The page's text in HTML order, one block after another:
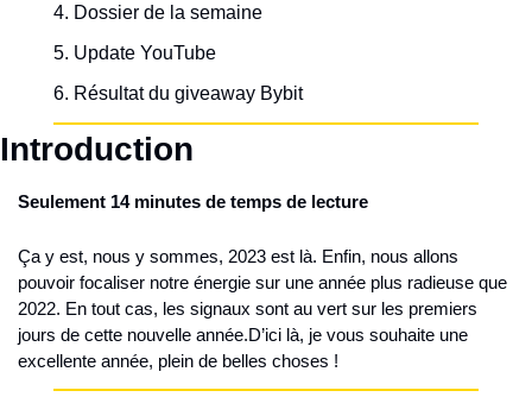
Dossier de la semaine
Update YouTube
Résultat du giveaway Bybit
Introduction
Seulement 14 minutes de temps de lecture
Ça y est, nous y sommes, 2023 est là. Enfin, nous allons
pouvoir focaliser notre énergie sur une année plus radieuse que
2022. En tout cas, les signaux sont au vert sur les premiers
jours de cette nouvelle année.D’ici là, je vous souhaite une
excellente année, plein de belles choses !